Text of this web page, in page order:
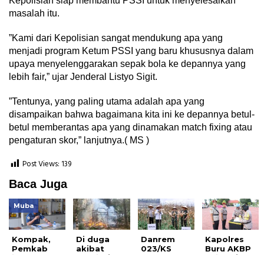
masalah itu.
”Kami dari Kepolisian sangat mendukung apa yang
menjadi program Ketum PSSI yang baru khususnya dalam
upaya menyelenggarakan sepak bola ke depannya yang
lebih fair,” ujar Jenderal Listyo Sigit.
”Tentunya, yang paling utama adalah apa yang
disampaikan bahwa bagaimana kita ini ke depannya betul-
betul memberantas apa yang dinamakan match fixing atau
pengaturan skor,” lanjutnya.( MS )
Post Views: 139
Baca Juga
Muba
Kompak,
Pemkab
Di duga
akibat
Danrem
023/KS
Kapolres
Buru AKBP